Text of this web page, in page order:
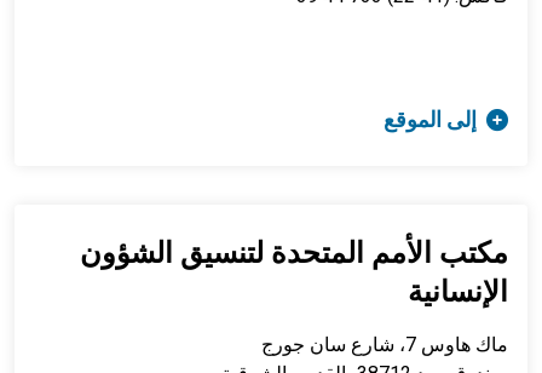
إلى الموقع
مكتب الأمم المتحدة لتنسيق الشؤون
الإنسانية
ماك هاوس 7، شارع سان جورج